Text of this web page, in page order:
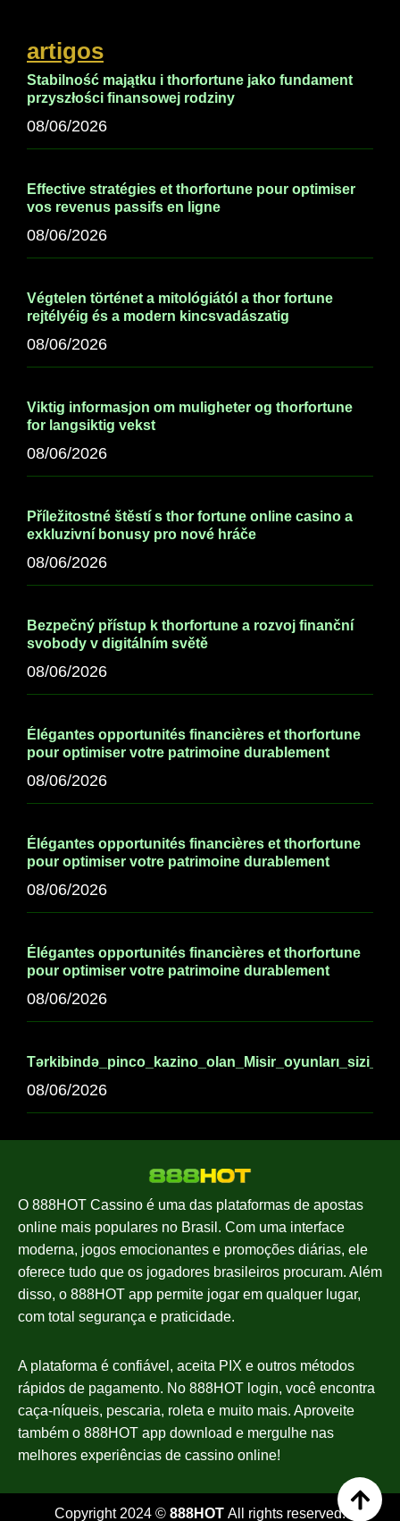
artigos
Stabilność majątku i thorfortune jako fundament
przyszłości finansowej rodziny
08/06/2026
Effective stratégies et thorfortune pour optimiser
vos revenus passifs en ligne
08/06/2026
Végtelen történet a mitológiától a thor fortune
rejtélyéig és a modern kincsvadászatig
08/06/2026
Viktig informasjon om muligheter og thorfortune
for langsiktig vekst
08/06/2026
Příležitostné štěstí s thor fortune online casino a
exkluzivní bonusy pro nové hráče
08/06/2026
Bezpečný přístup k thorfortune a rozvoj finanční
svobody v digitálním světě
08/06/2026
Élégantes opportunités financières et thorfortune
pour optimiser votre patrimoine durablement
08/06/2026
Élégantes opportunités financières et thorfortune
pour optimiser votre patrimoine durablement
08/06/2026
Élégantes opportunités financières et thorfortune
pour optimiser votre patrimoine durablement
08/06/2026
08/06/2026
O 888HOT Cassino é uma das plataformas de apostas
online mais populares no Brasil. Com uma interface
moderna, jogos emocionantes e promoções diárias, ele
oferece tudo que os jogadores brasileiros procuram. Além
disso, o 888HOT app permite jogar em qualquer lugar,
com total segurança e praticidade.
A plataforma é confiável, aceita PIX e outros métodos
rápidos de pagamento. No 888HOT login, você encontra
caça-níqueis, pescaria, roleta e muito mais. Aproveite
também o 888HOT app download e mergulhe nas
melhores experiências de cassino online!
Copyright 2024 © 888HOT All rights reserved.